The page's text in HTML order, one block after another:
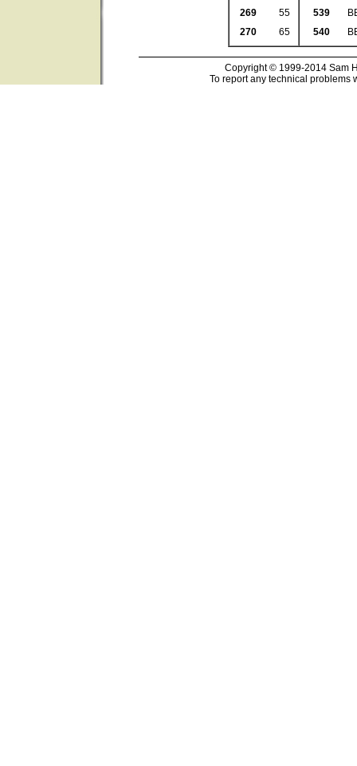
269
55
270
65
539
540
Copyright © 1999-2014 Sam
To report any technical problems